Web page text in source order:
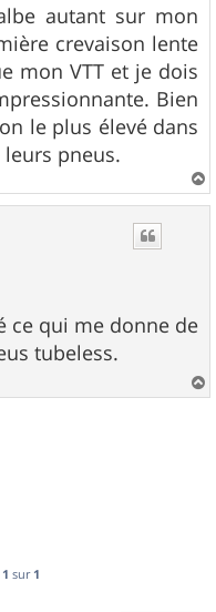
autant sur mon
crevaison lente
mon VTT et je dois
Bien
le plus élevé dans
pneus.
a
ce qui me donne de
tubeless.
a
1 sur 1